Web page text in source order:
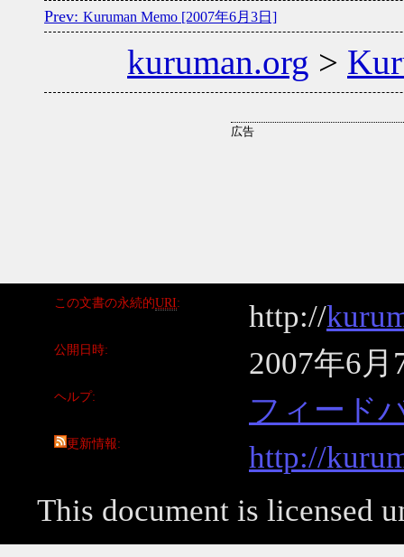
Kuruman Memo [2007年6月3日]
kuruman.org >
この文書の永続的URI http://
公開日時 2007年6
ヘルプ フィード
更新情報
http://
This document is licensed